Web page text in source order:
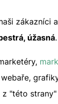
zákazníci
úžasná.
z "této